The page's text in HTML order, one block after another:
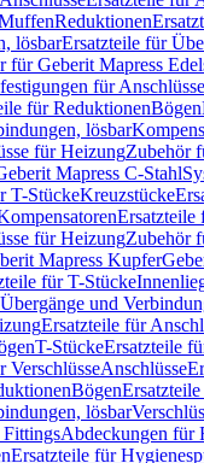
Reduktionen
lösbarErsatzteile für
für Geberit Mapress
für Anschlüsse
für ReduktionenBögen
lösbar
für HeizungZubehör
Mapress C-Stahl
T-StückeKreuzstücke
Ersatzteile
für HeizungZubehör
Mapress Kupfer
für T-Stücke
und
Ersatzteile für
T-StückeErsatzteile
VerschlüsseAnschlüsse
Bögen
lösbar
Abdeckungen für
Ersatzteile für